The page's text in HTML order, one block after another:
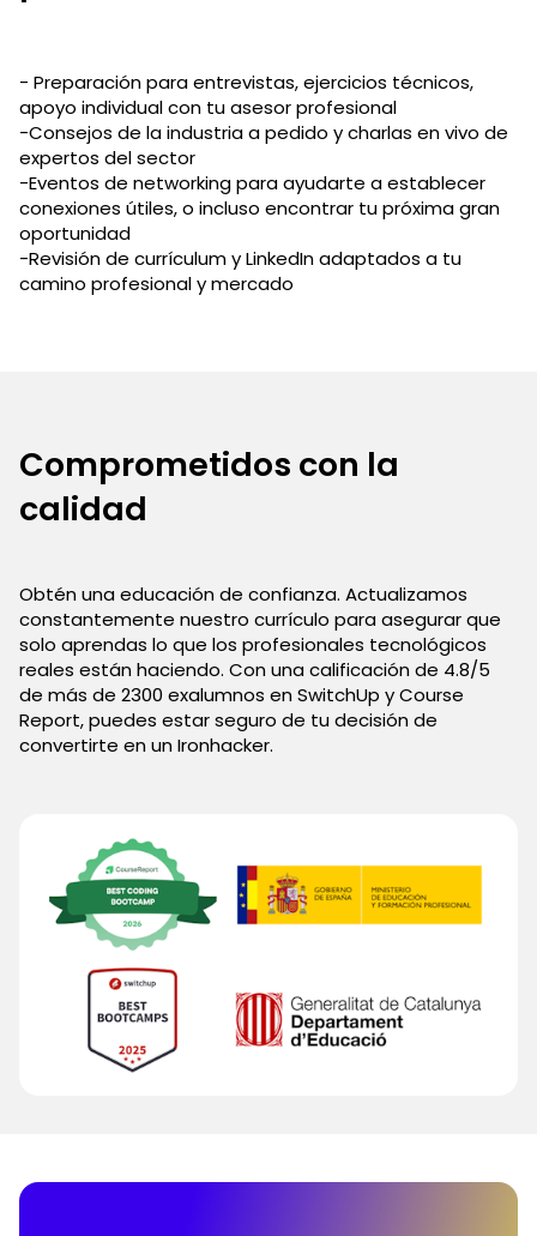
- Preparación para entrevistas, ejercicios técnicos,
apoyo individual con tu asesor profesional
-Consejos de la industria a pedido y charlas en vivo de
expertos del sector
-Eventos de networking para ayudarte a establecer
conexiones útiles, o incluso encontrar tu próxima gran
oportunidad
-Revisión de currículum y LinkedIn adaptados a tu
camino profesional y mercado
Comprometidos con la
calidad
Obtén una educación de confianza. Actualizamos
constantemente nuestro currículo para asegurar que
solo aprendas lo que los profesionales tecnológicos
reales están haciendo. Con una calificación de 4.8/5
de más de 2300 exalumnos en SwitchUp y Course
Report, puedes estar seguro de tu decisión de
convertirte en un Ironhacker.